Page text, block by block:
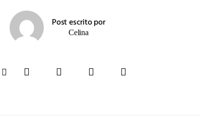
Post escrito por
Celina